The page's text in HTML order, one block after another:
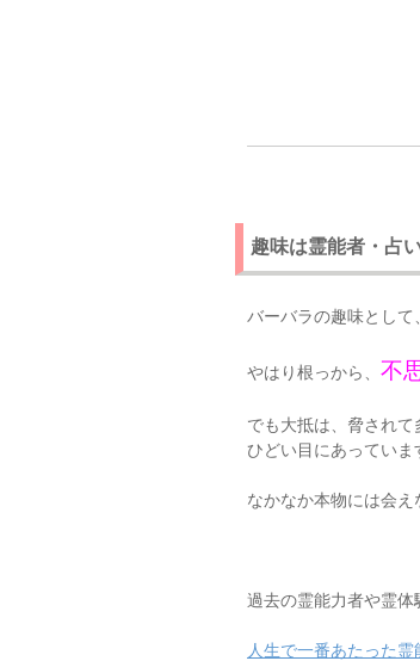
趣味は霊能者・占
バーバラの趣味として、
やはり根っから、 不
でも大抵は、脅されて
ひどい目にあっていま
なかなか本物には会え
過去の霊能力者や霊体
人生で一番あたった霊